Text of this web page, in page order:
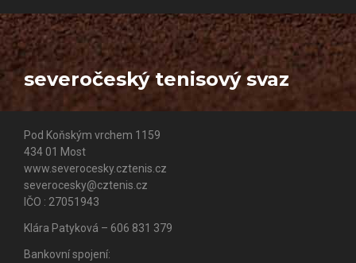
severočeský tenisový svaz
Pod Koňským vrchem 1159
434 01 Most
www.severocesky.cztenis.cz
severocesky@cztenis.cz
IČO : 27051943
Klára Patyková – 606 831 379
Bankovní spojení: